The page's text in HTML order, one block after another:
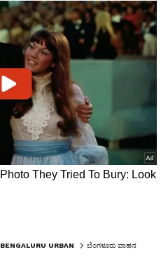
BENGALURU URBAN